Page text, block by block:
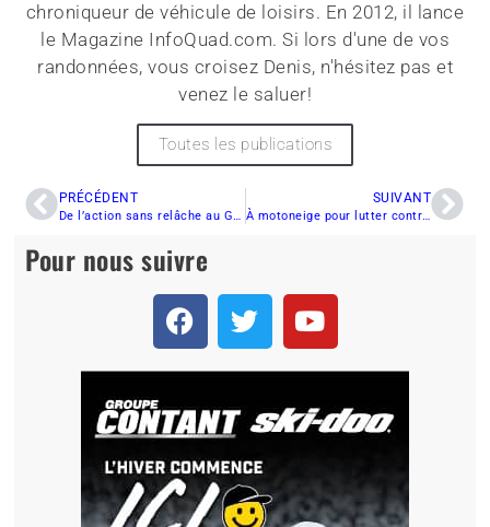
chroniqueur de véhicule de loisirs. En 2012, il lance
le Magazine InfoQuad.com. Si lors d'une de vos
randonnées, vous croisez Denis, n'hésitez pas et
venez le saluer!
Toutes les publications
PRÉCÉDENT
De l’action sans relâche au Grand Prix Ski-Doo de Valcourt, présenté par
SUIVANT
À motoneige pour lutter contre le cancer du sein
Pour nous suivre